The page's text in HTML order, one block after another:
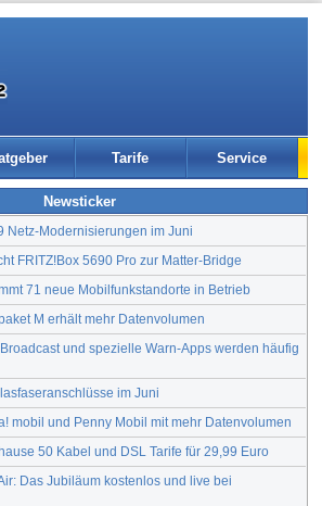
Tarife Service
Newsticker
Netz-Modernisierungen im Juni
FRITZ!Box 5690 Pro zur Matter-Bridge
71 neue Mobilfunkstandorte in Betrieb
M erhält mehr Datenvolumen
und spezielle Warn-Apps werden häufig
im Juni
mobil und Penny Mobil mit mehr Datenvolumen
50 Kabel und DSL Tarife für 29,99 Euro
Das Jubiläum kostenlos und live bei